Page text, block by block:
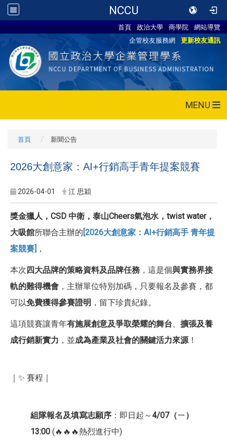
NCCU
首頁 政治大學 商學院
網站導覽
企管校友服務網
更新校友通訊
MENU
首頁 新聞公告
2026大創意家：AI+行銷高手青年提案競賽
2026-04-01 江 思穎
獎金獵人，CSD 中衛，泰山Cheers氣泡水，twist water，
大吸館所聯合主辦的 [2026大創意家：AI+行銷高手 青年提
案競賽] ，
本次四大品牌的策略資料及品牌任務 ，這是個與實務界接
軌的難得機會 ，主辦單位特別加碼，只要報名及參賽，都
可以免費獲得參賽證明 ，留下珍貴紀錄。
這項競賽讓青年有施展創意及爭取榮耀的舞台、 擴張及養
成行銷新實力 ，並成為產業及社會的關鍵活力來源！
｜✨ 賽程｜
組隊報名及填寫志願序 ：即日起～4/07（ㄧ）
13:00 (🔥🔥🔥熱烈進行中)